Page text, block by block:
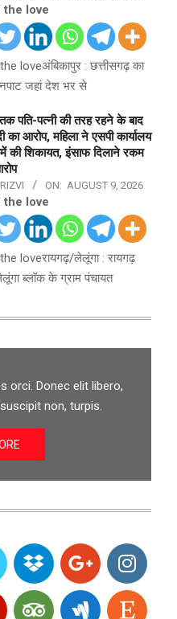
the love
loveअंबिकापुर : छत्तीसगढ़ का
जहां देश भर से
पति-पत्नी की तरह रहने के बाद
का आरोप, महिला ने एसपी कार्यालय
की शिकायत, इंसाफ दिलाने रकम
ON: AUGUST 9, 2026
the love
loveरायगढ़/लेलूंगा : रायगढ़
ब्लॉक के ग्राम पंचायत
orci. Donec elit libero,
non, turpis.